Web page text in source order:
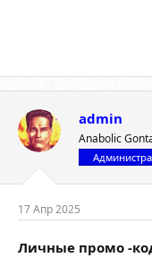
admin
Anabolic
17 Апр 2025
Личные промо -